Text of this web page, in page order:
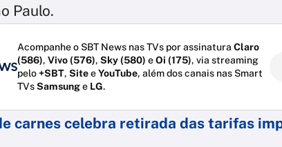
Paulo.
Acompanhe o SBT News nas TVs por assinatura Claro
(586), Vivo (576), Sky (580) eOi (175), via streaming
pelo+SBT, SiteeYouTube, além dos canais nas Smart
TVsSamsunge LG.
carnes celebra retirada das tarifas